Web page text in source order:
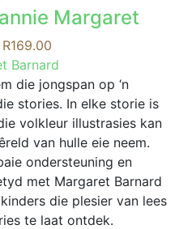
multiple
variants.
The
options
may
be
chosen
on
the
product
page
Margaret
R169.00Price
range:
R69.00
through
R169.00
Barnard
die jongspan op ‘n
stories. In elke storie is
volkleur illustrasies kan
van hulle eie neem.
ondersteuning en
met Margaret Barnard
die plesier van lees
te laat ontdek.